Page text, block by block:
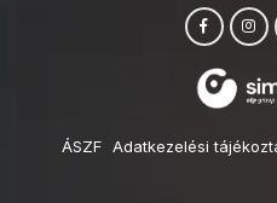
ÁSZF Adatkezelési